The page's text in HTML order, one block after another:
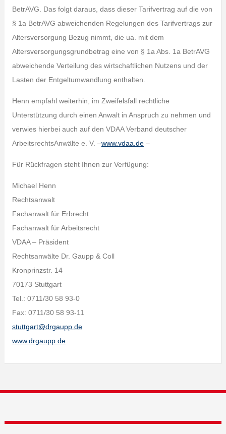
BetrAVG. Das folgt daraus, dass dieser Tarifvertrag auf die von
§ 1a BetrAVG abweichenden Regelungen des Tarifvertrags zur
Altersversorgung Bezug nimmt, die ua. mit dem
Altersversorgungsgrundbetrag eine von § 1a Abs. 1a BetrAVG
abweichende Verteilung des wirtschaftlichen Nutzens und der
Lasten der Entgeltumwandlung enthalten.
Henn empfahl weiterhin, im Zweifelsfall rechtliche
Unterstützung durch einen Anwalt in Anspruch zu nehmen und
verwies hierbei auch auf den VDAA Verband deutscher
ArbeitsrechtsAnwälte e. V. –www.vdaa.de–
Für Rückfragen steht Ihnen zur Verfügung:
Michael Henn
Rechtsanwalt
Fachanwalt für Erbrecht
Fachanwalt für Arbeitsrecht
VDAA – Präsident
Rechtsanwälte Dr. Gaupp & Coll
Kronprinzstr. 14
70173 Stuttgart
Tel.: 0711/30 58 93-0
Fax: 0711/30 58 93-11
stuttgart@drgaupp.de
www.drgaupp.de